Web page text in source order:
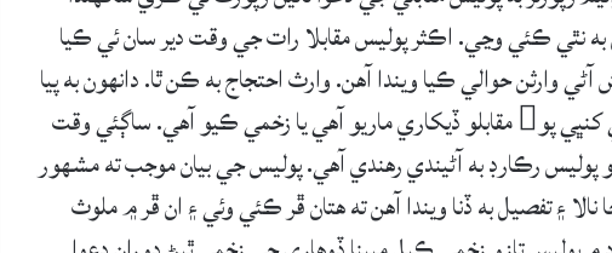
نٿي ڪئي وڃي. اڪثر پوليس مقابلا رات جي وقت دير سان ئي ڪيا
آڻي وارثن حوالي ڪيا ويندا آهن. وارث احتجاج به ڪن ٿا. دانهون به پيا
ڪندا آهن ته پوليس سندس ماڻهن کي کنڀي پو مقابلو ڏيکاري ماريو آهي يا زخمي ڪيو آهي. ساڳئي وقت
پوليس رڪارڊ به آڻيندي رهندي آهي. پوليس جي بيان موجب ته مشهور
نالا ۽ تفصيل به ڏنا ويندا آهن ته هتان ڦر ڪئي وئي ۽ ان ڦر ۾ ملوث